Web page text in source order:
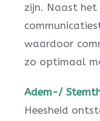
zijn. Naast het
waardoor
zo optimaal
Adem-/
Heesheid